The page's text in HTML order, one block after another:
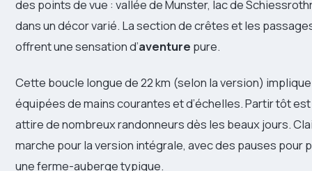
des points de vue : vallée de Munster, lac de
dans un décor varié. La section de crêtes et les
offrent une sensation d’aventure pure.
Cette boucle longue de 22 km (selon la version)
équipées de mains courantes et d’échelles. Partir tôt
attire de nombreux randonneurs dès les beaux jours.
marche pour la version intégrale, avec des pauses
une ferme-auberge typique.